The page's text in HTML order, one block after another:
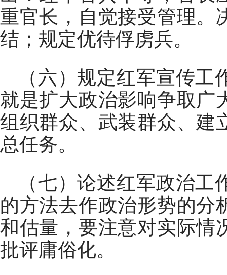
重官长，自觉接受管理。
结；规定优待俘虏兵。
（六）规定红军宣传
就是扩大政治影响争取广
组织群众、武装群众、建
总任务。
（七）论述红军政治
的方法去作政治形势的分
和估量，要注意对实际情
批评庸俗化。